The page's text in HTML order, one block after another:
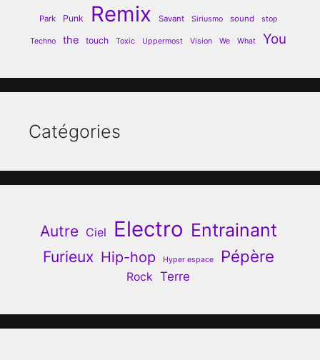
Park Punk Remix Savant Siriusmo sound stop
Techno the touch Toxic Uppermost Vision We What You
Catégories
Autre Ciel Electro Entrainant
Furieux Hip-hop Hyper espace Pépère
Rock Terre